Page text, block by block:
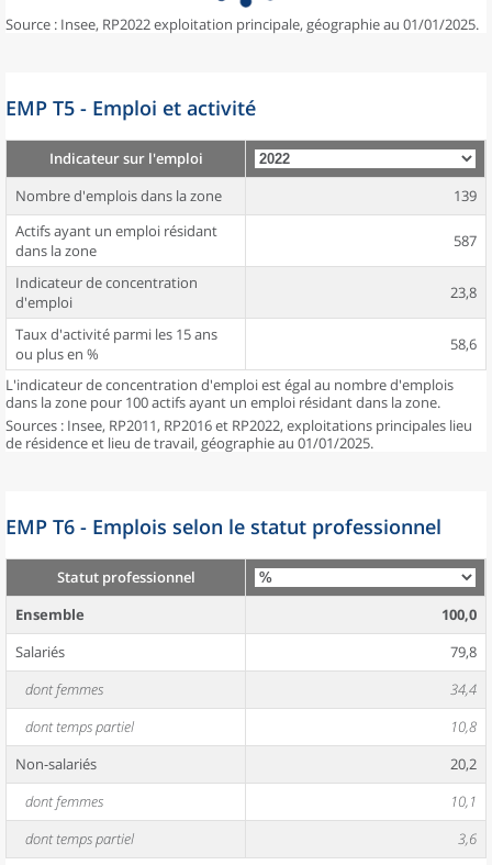
Source : Insee, RP2022 exploitation principale, géographie au 01/01/2025.
EMP T5 - Emploi et activité
Indicateur sur l'emploi
Nombre d'emplois dans la zone
139
Actifs ayant un emploi résidant
dans la zone
587
Indicateur de concentration
d'emploi
23,8
Taux d'activité parmi les 15 ans
ou plus en %
58,6
L'indicateur de concentration d'emploi est égal au nombre d'emplois
dans la zone pour 100 actifs ayant un emploi résidant dans la zone.
Sources : Insee, RP2011, RP2016 et RP2022, exploitations principales lieu
de résidence et lieu de travail, géographie au 01/01/2025.
EMP T6 - Emplois selon le statut professionnel
Statut professionnel
Ensemble
100,0
Salariés
79,8
dont femmes
34,4
dont temps partiel
10,8
Non-salariés
20,2
dont femmes
10,1
dont temps partiel
3,6